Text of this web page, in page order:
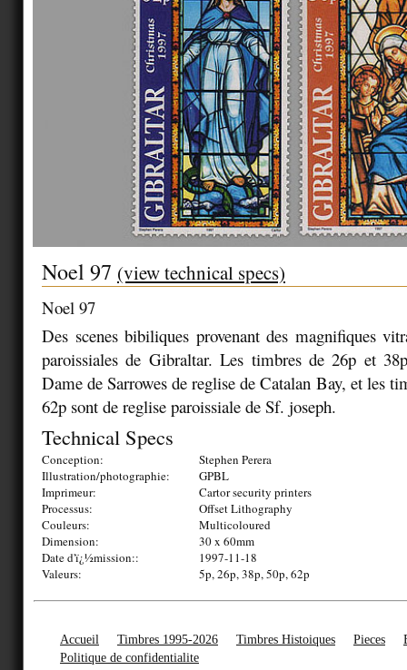
Noel 97 (view technical specs)
Noel 97
Des scenes bibiliques provenant des magnifiques
paroissiales de Gibraltar. Les timbres de 26p et
Dame de Sarrowes de reglise de Catalan Bay, et les
62p sont de reglise paroissiale de Sf. joseph.
Technical Specs
Conception:
Stephen Perera
Illustration/photographie:
GPBL
Imprimeur:
Cartor security printers
Processus:
Offset Lithography
Couleurs:
Multicoloured
Dimension:
30 x 60mm
Date d'ï¿½mission::
1997-11-18
Valeurs:
5p, 26p, 38p, 50p, 62p
Accueil Timbres 1995-2026 Timbres Histoiques Pieces
Politique de confidentialite